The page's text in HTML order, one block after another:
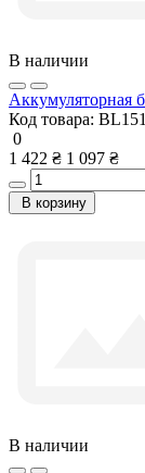
В наличии
Аккумуляторная
Код товара:
0
1 422 ₴ 1 097 ₴
В корзину
В наличии